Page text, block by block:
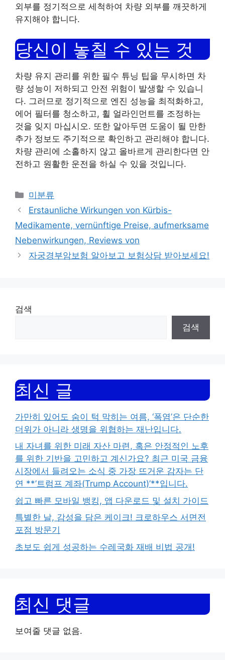
외부를 정기적으로 세척하여 차량 외부를 깨끗하게
유지해야 합니다.
당신이 놓칠 수 있는 것
차량 유지 관리를 위한 필수 튜닝 팁을 무시하면 차
량 성능이 저하되고 안전 위험이 발생할 수 있습니
다. 그러므로 정기적으로 엔진 성능을 최적화하고,
에어 필터를 청소하고, 휠 얼라인먼트를 조정하는
것을 잊지 마십시오. 또한 알아두면 도움이 될 만한
추가 정보도 주기적으로 확인하고 관리해야 합니다.
차량 관리에 소홀하지 않고 올바르게 관리한다면 안
전하고 원활한 운전을 하실 수 있을 것입니다.
Categories
미분류
Erstaunliche Wirkungen von Kürbis-
Medikamente, vernünftige Preise, aufmerksame
Nebenwirkungen, Reviews von
자궁경부암보험 알아보고 보험상담 받아보세요!
검색
검색
최신 글
가만히 있어도 숨이 턱 막히는 여름, ‘폭염’은 단순한
더위가 아니라 생명을 위협하는 재난입니다.
내 자녀를 위한 미래 자산 마련, 혹은 안정적인 노후
를 위한 기반을 고민하고 계신가요? 최근 미국 금융
시장에서 들려오는 소식 중 가장 뜨거운 감자는 단
연 **’트럼프 계좌(Trump Account)’**입니다.
쉽고 빠른 모바일 뱅킹, 앱 다운로드 및 설치 가이드
특별한 날, 감성을 담은 케이크! 크로하우스 서면전
포점 방문기
초보도 쉽게 성공하는 수레국화 재배 비법 공개!
최신 댓글
보여줄 댓글 없음.